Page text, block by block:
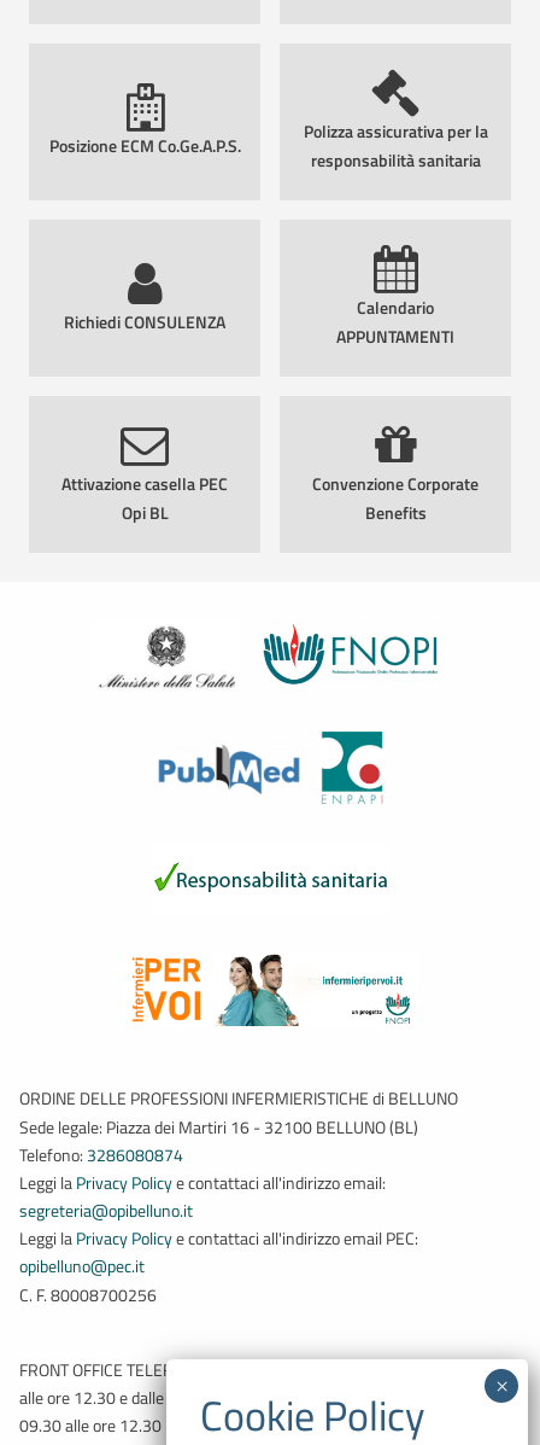
Posizione ECM Co.Ge.A.P.S.
Polizza assicurativa per la
responsabilità sanitaria
Richiedi CONSULENZA
Calendario
APPUNTAMENTI
Attivazione casella PEC
Opi BL
Convenzione Corporate
Benefits
ORDINE DELLE PROFESSIONI INFERMIERISTICHE di BELLUNO
Sede legale: Piazza dei Martiri 16 - 32100 BELLUNO (BL)
Telefono: 3286080874
Leggi laPrivacy Policye contattaci all'indirizzo email:
segreteria@opibelluno.it
Leggi laPrivacy Policye contattaci all'indirizzo email PEC:
opibelluno@pec.it
C. F. 80008700256
FRONT OFFICE TELEFONICO: Martedì e Giovedì dalle ore 09.30
alle ore 12.30 e dalle ore 14.00 alle ore 17.00 – Venerdì dalle ore
09.30 alle ore 12.30